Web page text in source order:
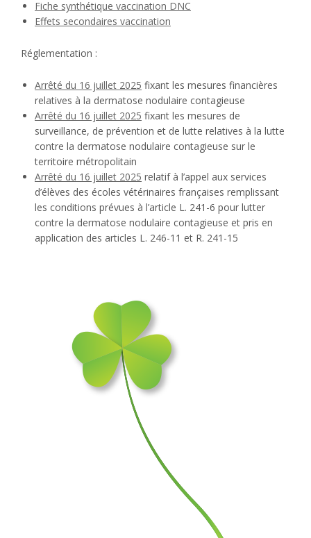
Fiche synthétique vaccination DNC
Effets secondaires vaccination
Réglementation :
Arrêté du 16 juillet 2025 fixant les mesures financières
relatives à la dermatose nodulaire contagieuse
Arrêté du 16 juillet 2025 fixant les mesures de
surveillance, de prévention et de lutte relatives à la lutte
contre la dermatose nodulaire contagieuse sur le
territoire métropolitain
Arrêté du 16 juillet 2025 relatif à l’appel aux services
d’élèves des écoles vétérinaires françaises remplissant
les conditions prévues à l’article L. 241-6 pour lutter
contre la dermatose nodulaire contagieuse et pris en
application des articles L. 246-11 et R. 241-15